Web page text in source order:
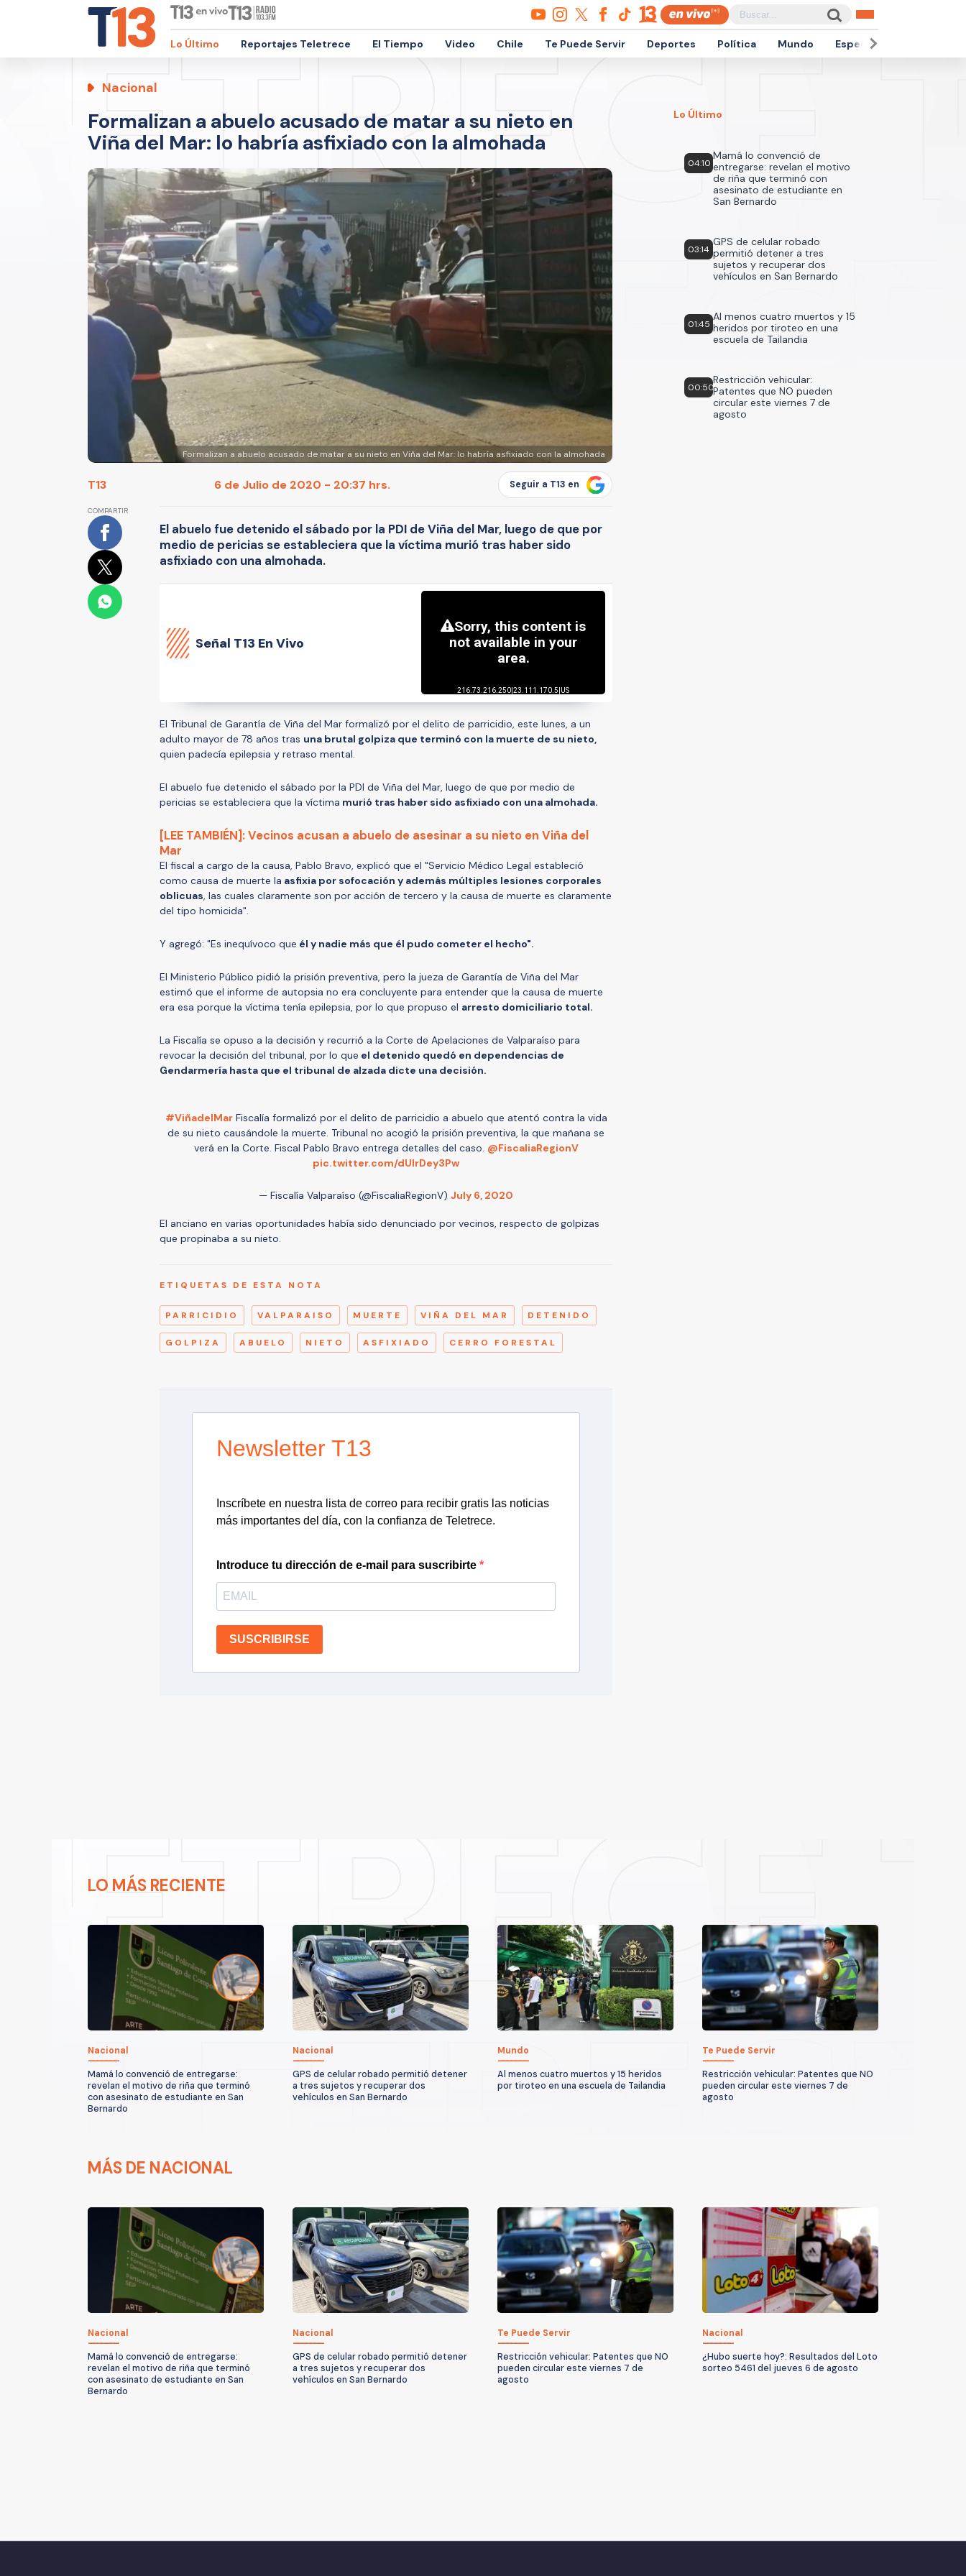
Lo Último Reportajes Teletrece El Tiempo Video Chile Te Puede Servir Deportes Política Mundo Espectáculos
Nacional
Formalizan a abuelo acusado de matar a su nieto en
Viña del Mar: lo habría asfixiado con la almohada
Formalizan a abuelo acusado de matar a su nieto en Viña del Mar: lo habría asfixiado con la almohada
T13 6 de Julio de 2020 - 20:37 hrs. Seguir a T13 en
COMPARTIR
El abuelo fue detenido el sábado por la PDI de Viña del Mar, luego de que por
medio de pericias se estableciera que la víctima murió tras haber sido
asfixiado con una almohada.
Señal T13 En Vivo
El Tribunal de Garantía de Viña del Mar formalizó por el delito de parricidio, este lunes, a un
adulto mayor de 78 años tras una brutal golpiza que terminó con la muerte de su nieto,
quien padecía epilepsia y retraso mental.
El abuelo fue detenido el sábado por la PDI de Viña del Mar, luego de que por medio de
pericias se estableciera que la víctima murió tras haber sido asfixiado con una almohada.
[LEE TAMBIÉN]: Vecinos acusan a abuelo de asesinar a su nieto en Viña del
Mar
El fiscal a cargo de la causa, Pablo Bravo, explicó que el "Servicio Médico Legal estableció
como causa de muerte la asfixia por sofocación y además múltiples lesiones corporales
oblicuas, las cuales claramente son por acción de tercero y la causa de muerte es claramente
del tipo homicida".
Y agregó: "Es inequívoco que él y nadie más que él pudo cometer el hecho".
El Ministerio Público pidió la prisión preventiva, pero la jueza de Garantía de Viña del Mar
estimó que el informe de autopsia no era concluyente para entender que la causa de muerte
era esa porque la víctima tenía epilepsia, por lo que propuso el arresto domiciliario total.
La Fiscalía se opuso a la decisión y recurrió a la Corte de Apelaciones de Valparaíso para
revocar la decisión del tribunal, por lo que el detenido quedó en dependencias de
Gendarmería hasta que el tribunal de alzada dicte una decisión.
#ViñadelMarFiscalía formalizó por el delito de parricidio a abuelo que atentó contra la vida
de su nieto causándole la muerte. Tribunal no acogió la prisión preventiva, la que mañana se
verá en la Corte. Fiscal Pablo Bravo entrega detalles del caso. @FiscaliaRegionV
pic.twitter.com/dUIrDey3Pw
— Fiscalía Valparaíso (@FiscaliaRegionV) July 6, 2020
El anciano en varias oportunidades había sido denunciado por vecinos, respecto de golpizas
que propinaba a su nieto.
ETIQUETAS DE ESTA NOTA
PARRICIDIO VALPARAISO MUERTE VIÑA DEL MAR DETENIDO
GOLPIZA ABUELO NIETO ASFIXIADO CERRO FORESTAL
Newsletter T13
Inscríbete en nuestra lista de correo para recibir gratis las noticias
más importantes del día, con la confianza de Teletrece.
Introduce tu dirección de e-mail para suscribirte
SUSCRIBIRSE
Lo Último
04:10
Mamá lo convenció de
entregarse: revelan el motivo
de riña que terminó con
asesinato de estudiante en
San Bernardo
03:14
GPS de celular robado
permitió detener a tres
sujetos y recuperar dos
vehículos en San Bernardo
01:45
Al menos cuatro muertos y 15
heridos por tiroteo en una
escuela de Tailandia
00:50
Restricción vehicular:
Patentes que NO pueden
circular este viernes 7 de
agosto
LO MÁS RECIENTE
Nacional
Mamá lo convenció de entregarse:
revelan el motivo de riña que terminó
con asesinato de estudiante en San
Bernardo
Nacional
GPS de celular robado permitió detener
a tres sujetos y recuperar dos
vehículos en San Bernardo
Mundo
Al menos cuatro muertos y 15 heridos
por tiroteo en una escuela de Tailandia
Te Puede Servir
Restricción vehicular: Patentes que NO
pueden circular este viernes 7 de
agosto
MÁS DE NACIONAL
Nacional
Mamá lo convenció de entregarse:
revelan el motivo de riña que terminó
con asesinato de estudiante en San
Bernardo
Nacional
GPS de celular robado permitió detener
a tres sujetos y recuperar dos
vehículos en San Bernardo
Te Puede Servir
Restricción vehicular: Patentes que NO
pueden circular este viernes 7 de
agosto
Nacional
¿Hubo suerte hoy?: Resultados del Loto
sorteo 5461 del jueves 6 de agosto